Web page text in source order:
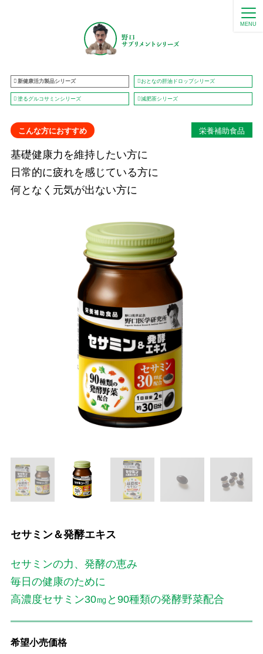
MENU
新健康活力製品シリーズ おとなの肝油ドロップシリーズ
塗るグルコサミンシリーズ 減肥茶シリーズ
栄養補助食品
こんな方におすすめ
基礎健康力を維持したい方に
日常的に疲れを感じている方に
何となく元気が出ない方に
セサミン＆発酵エキス
セサミンの力、発酵の恵み
毎日の健康のために
高濃度セサミン30㎎と90種類の発酵野菜配合
希望小売価格